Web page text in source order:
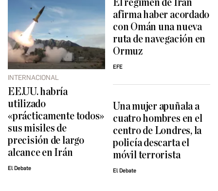
INTERNACIONAL
EE.UU. habría
utilizado
«prácticamente todos»
sus misiles de
precisión de largo
alcance en Irán
El Debate
El régimen de Irán
afirma haber acordado
con Omán una nueva
ruta de navegación en
Ormuz
EFE
Una mujer apuñala a
cuatro hombres en el
centro de Londres, la
policía descarta el
móvil terrorista
El Debate